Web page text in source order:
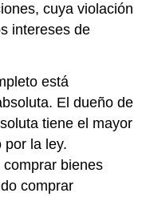
cuya violación
intereses de
está
El dueño de
tiene el mayor
por la ley.
bienes
comprar